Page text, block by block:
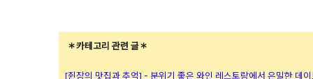
＊카테고리 관련 글＊
[쥔장의 맛집과 추억] - 분위기 좋은 와인 레스토랑에서 은밀한 데